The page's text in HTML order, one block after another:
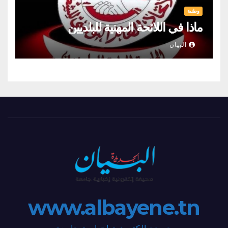
وطنية
ماذا في اللائحة المهنية للبلديين
البيان
www.albayene.tn